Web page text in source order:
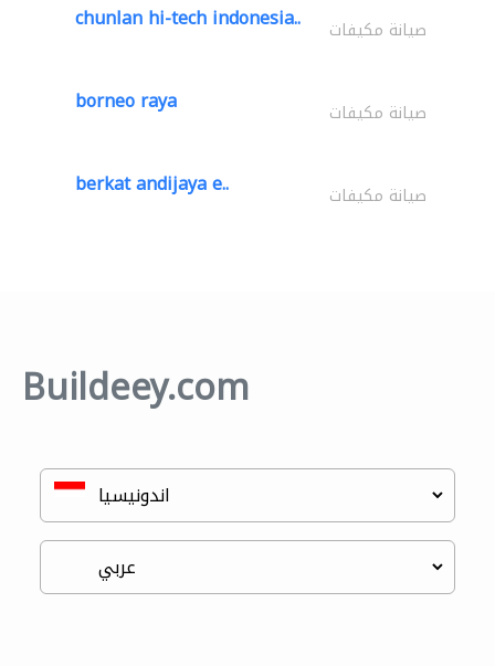
chunlan hi-tech indonesia.. صيانة مكيفات
borneo raya صيانة مكيفات
berkat andijaya e.. صيانة مكيفات
Buildeey.com